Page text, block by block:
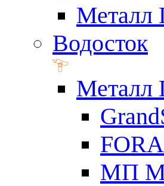
Металл
Водосток
Металл
МП